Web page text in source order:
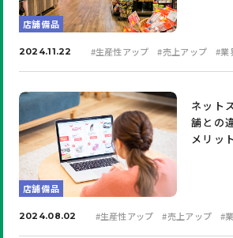
店舗備品
2024.11.22 #生産性アップ #売上アップ #業
店舗備品
ネット
舗との
メリッ
2024.08.02 #生産性アップ #売上アップ #